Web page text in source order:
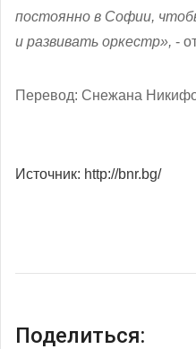
постоянно в Софии,
и развивать оркестр», -
Перевод: Снежана
Источник: http://bnr.bg/
Поделиться: